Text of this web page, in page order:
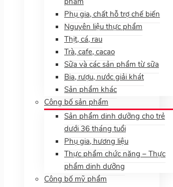
Phụ gia, chất hỗ trợ chế biến
Nguyên liệu thực phẩm
Thịt, cá, rau
Trà, cafe, cacao
Sữa và các sản phẩm từ sữa
Bia, rượu, nước giải khát
Sản phẩm khác
Công bố sản phẩm
Sản phẩm dinh dưỡng cho trẻ
dưới 36 tháng tuổi
Phụ gia, hương liệu
Thực phẩm chức năng – Thực
phẩm dinh dưỡng
Công bố mỹ phẩm